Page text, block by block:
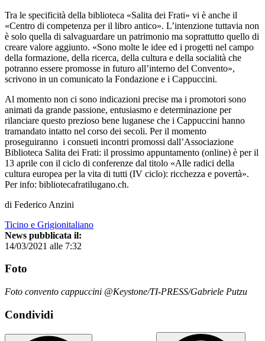
Tra le specificità della biblioteca «Salita dei Frati» vi è anche il
«Centro di competenza per il libro antico». L’intenzione tuttavia non
è solo quella di salvaguardare un patrimonio ma soprattutto quello di
creare valore aggiunto. «Sono molte le idee ed i progetti nel campo
della formazione, della ricerca, della cultura e della socialità che
potranno essere promosse in futuro all’interno del Convento»,
scrivono in un comunicato la Fondazione e i Cappuccini.
Al momento non ci sono indicazioni precise ma i promotori sono
animati da grande passione, entusiasmo e determinazione per
rilanciare questo prezioso bene luganese che i Cappuccini hanno
tramandato intatto nel corso dei secoli. Per il momento
proseguiranno i consueti incontri promossi dall’Associazione
Biblioteca Salita dei Frati: il prossimo appuntamento (online) è per il
13 aprile con il ciclo di conferenze dal titolo «Alle radici della
cultura europea per la vita di tutti (IV ciclo): ricchezza e povertà».
Per info: bibliotecafratilugano.ch.
di Federico Anzini
Ticino e Grigionitaliano
News pubblicata il:
14/03/2021 alle 7:32
Foto
Foto convento cappuccini @Keystone/TI-PRESS/Gabriele Putzu
Condividi